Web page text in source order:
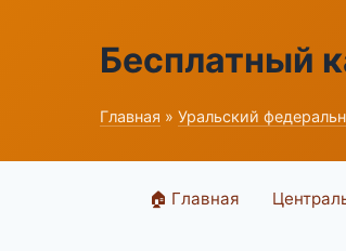
Бесплатный
Главная » Уральский
🏠 Главная